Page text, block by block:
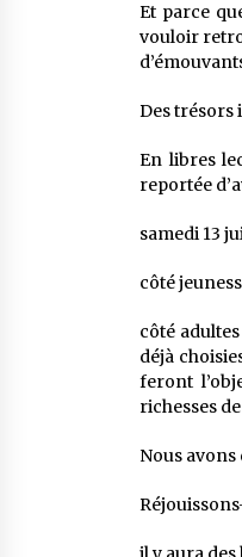
Et parce
vouloir
Des trésors
En libres
reportée
samedi 13
côté
côté
déjà
feront
richesses
Nous avons